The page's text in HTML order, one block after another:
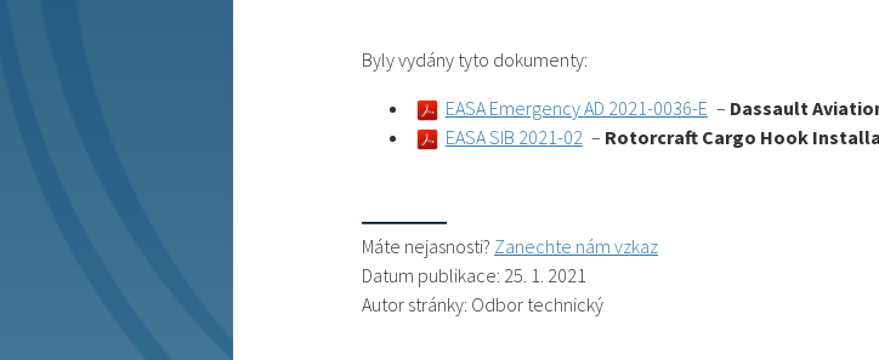
Byly vydány tyto dokumenty:
EASA Emergency AD 2021-0036-E – Dassault
EASA SIB 2021-02 – Rotorcraft Cargo Hook
Máte nejasnosti? Zanechte nám vzkaz
Datum publikace: 25. 1. 2021
Autor stránky: Odbor technický